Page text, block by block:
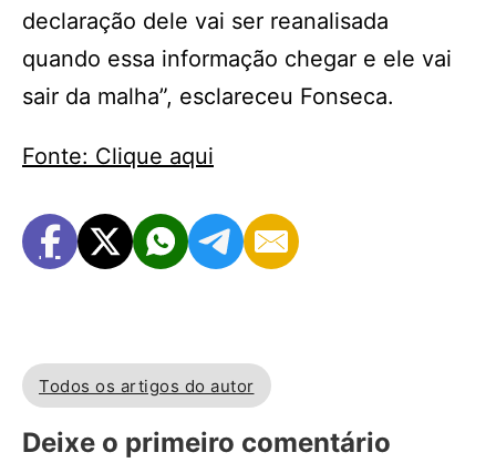
declaração dele vai ser reanalisada
quando essa informação chegar e ele vai
sair da malha”, esclareceu Fonseca.
Fonte: Clique aqui
Todos os artigos do autor
Deixe o primeiro comentário